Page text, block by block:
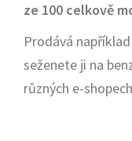
ze 100 celkově
Prodává
seženete ji na
různých e-